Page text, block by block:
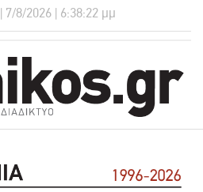
| 7/8/2026 | 6:38:23 μμ